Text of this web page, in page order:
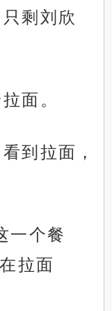
剩刘欣
面。
到拉面，
一个餐
拉面